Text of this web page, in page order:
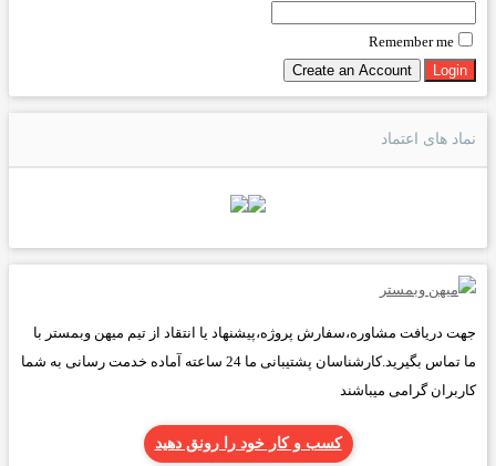
Remember me
نماد های اعتماد
جهت دریافت مشاوره،سفارش پروژه،پیشنهاد یا انتقاد از تیم میهن وبمستر با
ما تماس بگیرید.کارشناسان پشتیبانی ما 24 ساعته آماده خدمت رسانی به شما
کاربران گرامی میباشند
کسب و کار خود را رونق دهید